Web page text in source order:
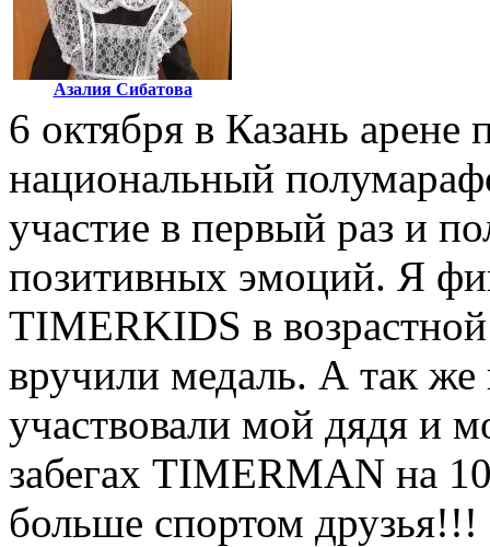
Азалия Сибатова
6 октября в Казань
национальный
участие в первый раз и
позитивных эмоций. Я
TIMERKIDS в
вручили медаль. А так
участвовали мой дядя и
забегах TIMERMAN на
больше спортом друзья!!!